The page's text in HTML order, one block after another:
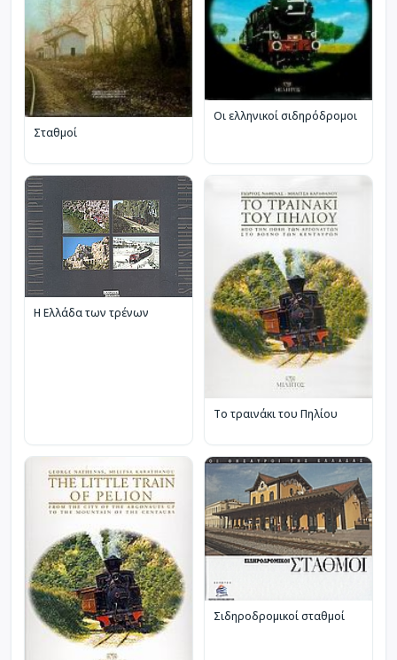
Σταθμοί
Οι ελληνικοί σιδηρόδρομοι
Η Ελλάδα των τρένων
Το τραινάκι του Πηλίου
Σιδηροδρομικοί σταθμοί